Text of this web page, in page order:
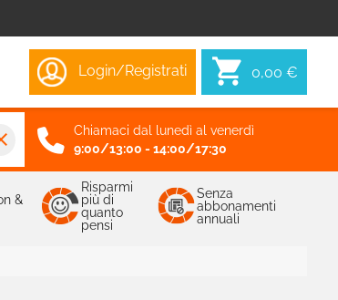
Login/Registrati 0,00 €
Chiamaci dal lunedì al venerdì
9:00/13:00 - 14:00/17:30
&
Risparmi
più di
quanto
pensi
Senza
abbonamenti
annuali